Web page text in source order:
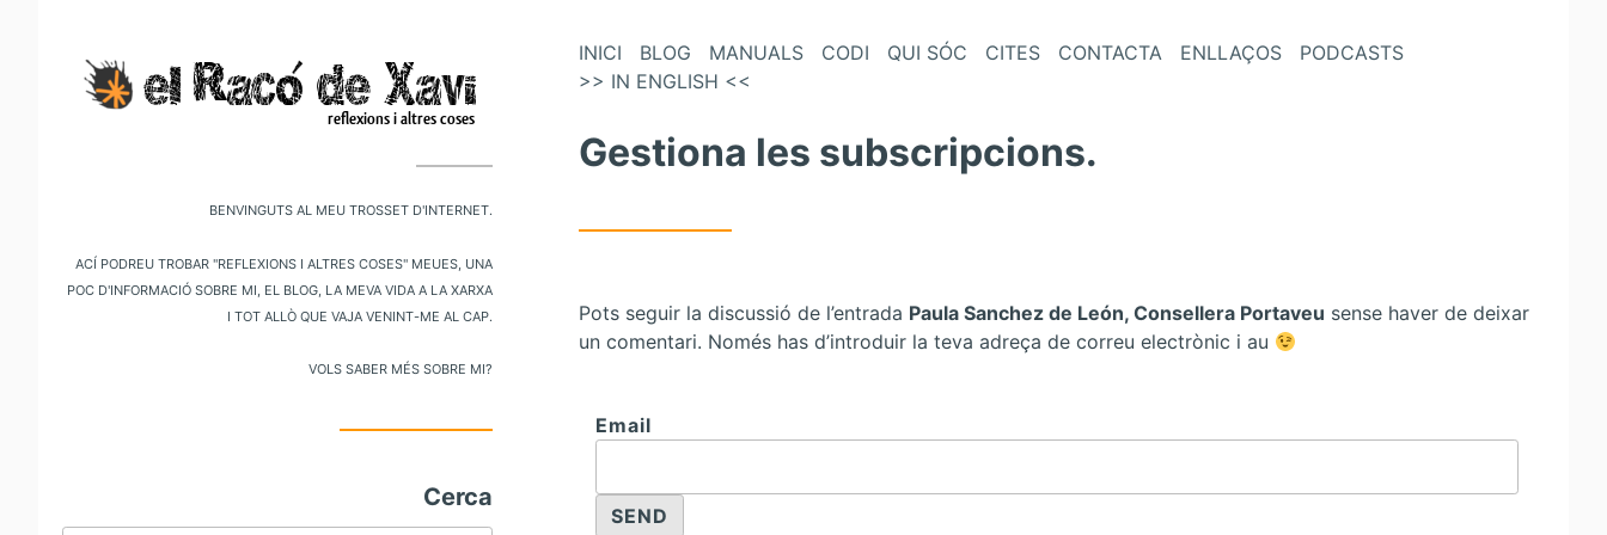
principal
Benvinguts al meu trosset d'internet.
Ací podreu trobar "reflexions i altres coses" meues, una
poc d'informació sobre mi, el blog, la meva vida a la xarxa
i tot allò que vaja venint-me al cap.
Vols saber més sobre mi?
Cerca
VésINICI BLOG MANUALS CODI QUI SÓC CITES CONTACTA ENLLAÇOS
PODCASTS
>> IN ENGLISH <<
Gestiona les subscripcions.
Pots seguir la discussió de l’entrada Paula Sanchez de León, Consellera Portaveu sense haver de deixar
un comentari. Només has d’introduir la teva adreça de correu electrònic i au
Email